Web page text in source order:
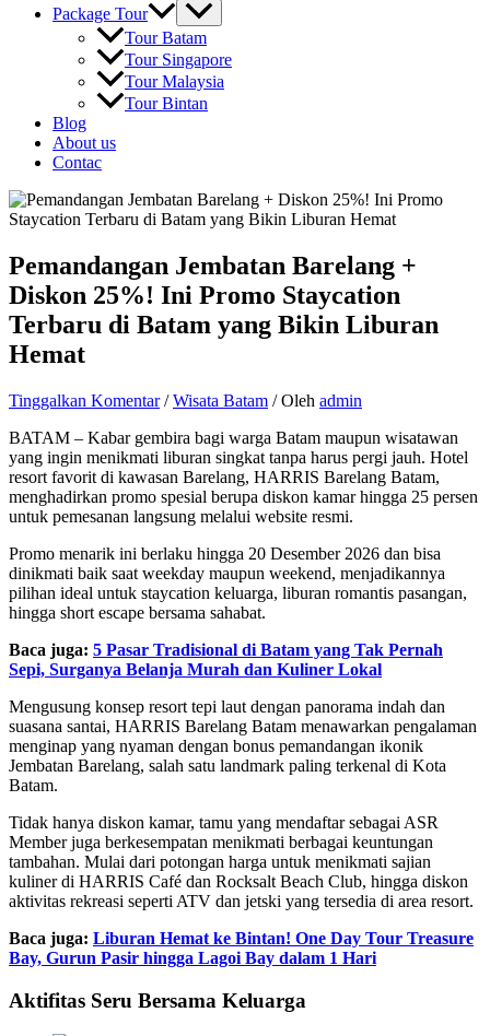
Package Tour
Tour Batam
Tour Singapore
Tour Malaysia
Tour Bintan
Blog
About us
Contac
Pemandangan Jembatan Barelang +
Diskon 25%! Ini Promo Staycation
Terbaru di Batam yang Bikin Liburan
Hemat
Tinggalkan Komentar /Wisata Batam / Oleh admin
BATAM – Kabar gembira bagi warga Batam maupun wisatawan
yang ingin menikmati liburan singkat tanpa harus pergi jauh. Hotel
resort favorit di kawasan Barelang, HARRIS Barelang Batam,
menghadirkan promo spesial berupa diskon kamar hingga 25 persen
untuk pemesanan langsung melalui website resmi.
Promo menarik ini berlaku hingga 20 Desember 2026 dan bisa
dinikmati baik saat weekday maupun weekend, menjadikannya
pilihan ideal untuk staycation keluarga, liburan romantis pasangan,
hingga short escape bersama sahabat.
Baca juga: 5 Pasar Tradisional di Batam yang Tak Pernah
Sepi, Surganya Belanja Murah dan Kuliner Lokal
Mengusung konsep resort tepi laut dengan panorama indah dan
suasana santai, HARRIS Barelang Batam menawarkan pengalaman
menginap yang nyaman dengan bonus pemandangan ikonik
Jembatan Barelang, salah satu landmark paling terkenal di Kota
Batam.
Tidak hanya diskon kamar, tamu yang mendaftar sebagai ASR
Member juga berkesempatan menikmati berbagai keuntungan
tambahan. Mulai dari potongan harga untuk menikmati sajian
kuliner di HARRIS Café dan Rocksalt Beach Club, hingga diskon
aktivitas rekreasi seperti ATV dan jetski yang tersedia di area resort.
Baca juga: Liburan Hemat ke Bintan! One Day Tour Treasure
Bay, Gurun Pasir hingga Lagoi Bay dalam 1 Hari
Aktifitas Seru Bersama Keluarga